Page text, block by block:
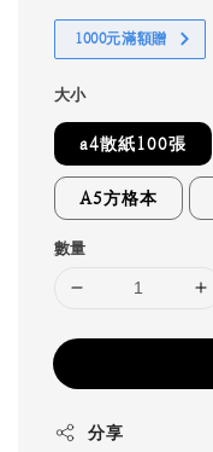
1000元滿額贈
大小
a4散紙100張
A5方格本
數量
分享